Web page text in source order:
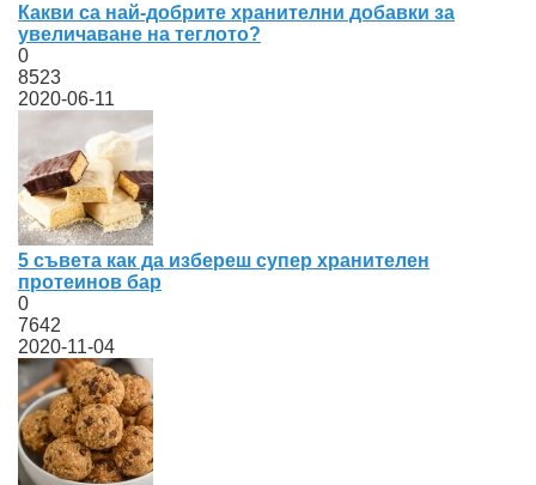
Какви са най-добрите хранителни добавки за
увеличаване на теглото?
0
8523
2020-06-11
5 съвета как да избереш супер хранителен
протеинов бар
0
7642
2020-11-04